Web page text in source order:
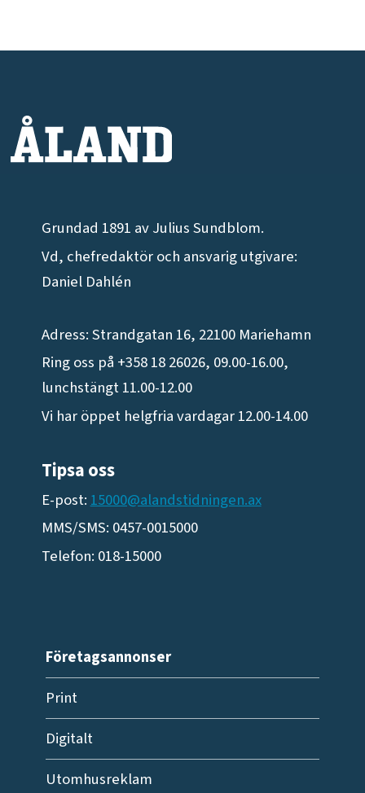
Grundad 1891 av Julius Sundblom.
Vd, chefredaktör och ansvarig utgivare:
Daniel Dahlén
Adress: Strandgatan 16, 22100 Mariehamn
Ring oss på +358 18 26026, 09.00-16.00,
lunchstängt 11.00-12.00
Vi har öppet helgfria vardagar 12.00-14.00
Tipsa oss
E-post: 15000@alandstidningen.ax
MMS/SMS: 0457-0015000
Telefon: 018-15000
Företagsannonser
Print
Digitalt
Utomhusreklam